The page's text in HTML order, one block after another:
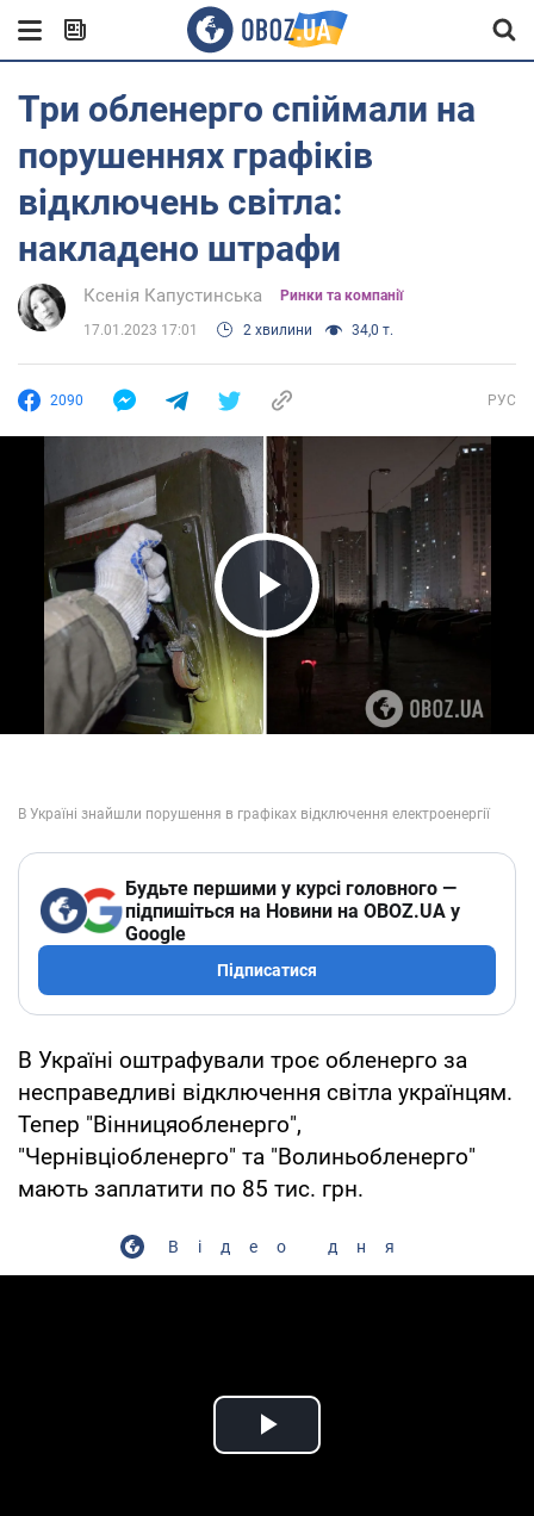
Три обленерго спіймали на
порушеннях графіків
відключень світла:
накладено штрафи
Ксенія Капустинська Ринки та компанії
17.01.2023 17:01 2 хвилини 34,0 т.
2090 РУС
Play Video
Будьте першими у курсі головного —
підпишіться на Новини на OBOZ.UA у
Google
Підписатися
В Україні оштрафували троє обленерго за
несправедливі відключення світла українцям.
Тепер "Вінницяобленерго",
"Чернівціобленерго" та "Волиньобленерго"
мають заплатити по 85 тис. грн.
Відео дня
Play Video